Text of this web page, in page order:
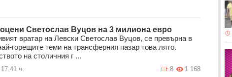
Светослав Вуцов на 3 милиона евро
вратар на Левски Светослав Вуцов, се превърна в
горещите теми на трансферния пазар това лято.
на столичния г ...
ч. 1 168
8